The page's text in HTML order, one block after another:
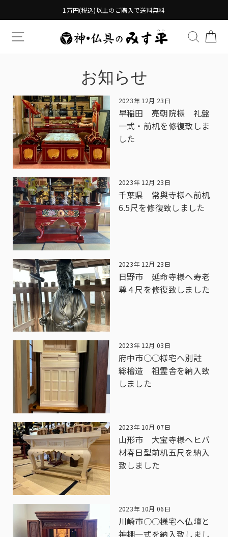
1万円(税込)以上のご購入で送料無料
TRANSLATION MISSING: 検索す
お知らせ
2023年 12月 23日
早稲田 亮朝院様 礼盤
一式・前机を修復致しま
した
2023年 12月 23日
千葉県 常與寺様へ前机
6.5尺を修復致しました
2023年 12月 23日
日野市 延命寺様へ寿老
尊４尺を修復致しました
2023年 12月 03日
府中市○○様宅へ別註
総檜造 祖霊舎を納入致
しました
2023年 10月 07日
山形市 大宝寺様へヒバ
材春日型前机五尺を納入
致しました
2023年 10月 06日
川崎市○○様宅へ仏壇と
神棚一式を納入致しまし